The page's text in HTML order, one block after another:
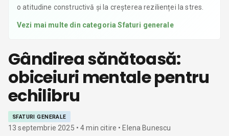
o atitudine constructivă și la creșterea rezilienței la stres.
Vezi mai multe din categoriaSfaturi generale
Gândirea sănătoasă:
obiceiuri mentale pentru
echilibru
SFATURI GENERALE
13 septembrie 2025 •4min citire • Elena Bunescu